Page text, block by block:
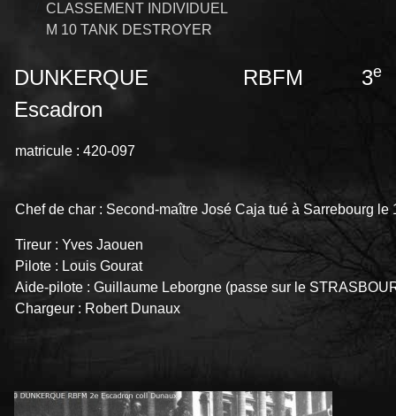
CLASSEMENT INDIVIDUEL
M 10 TANK DESTROYER
DUNKERQUE RBFM 3e
Escadron
matricule : 420-097
Chef de char : Second-maître José Caja tué à Sarrebourg
Tireur : Yves Jaouen
Pilote : Louis Gourat
Aide-pilote : Guillaume Leborgne (passe sur le
Chargeur : Robert Dunaux